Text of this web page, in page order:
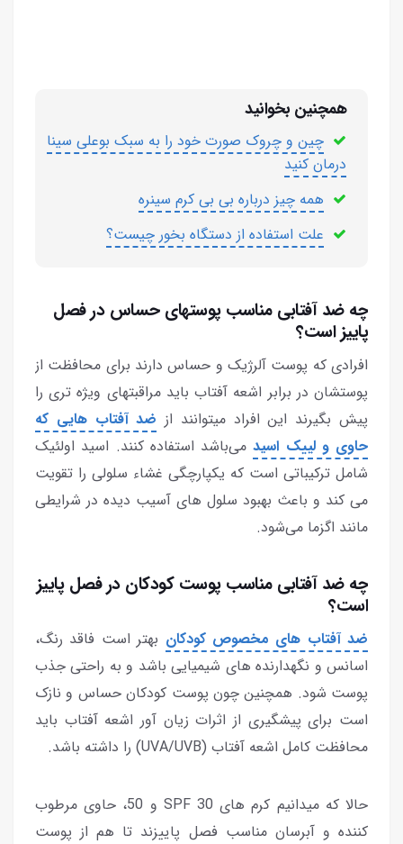
همچنین بخوانید
چین و چروک صورت خود را به سبک بوعلی سینا
درمان کنید
همه چیز درباره بی بی کرم سینره
علت استفاده از دستگاه بخور چیست؟
چه ضد آفتابی مناسب پوستهای حساس در فصل
پاییز است؟
افرادی که پوست آلرژیک و حساس دارند برای محافظت از
پوستشان در برابر اشعه آفتاب باید مراقبتهای ویژه تری را
پیش بگیرند این افراد میتوانند از ضد آفتاب هایی که
حاوی و لییک اسید می‌باشد استفاده کنند. اسید اولئیک
شامل ترکیباتی است که یکپارچگی غشاء سلولی را تقویت
می کند و باعث بهبود سلول های آسیب دیده در شرایطی
مانند اگزما می‌شود.
چه ضد آفتابی مناسب پوست کودکان در فصل پاییز
است؟
ضد آفتاب های مخصوص کودکان بهتر است فاقد رنگ،
اسانس و نگهدارنده های شیمیایی باشد و به راحتی جذب
پوست شود. همچنین چون پوست کودکان حساس و نازک
است برای پیشگیری از اثرات زیان آور اشعه آفتاب باید
محافظت کامل اشعه آفتاب (UVA/UVB) را داشته باشد.
حالا که میدانیم کرم های SPF 30 و 50، حاوی مرطوب
کننده و آبرسان مناسب فصل پاییزند تا هم از پوست